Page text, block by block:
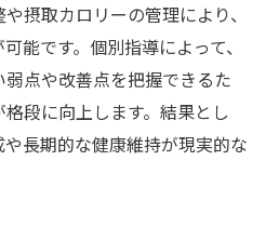
摂取カロリーの管理により、
能です。個別指導によって、
点や改善点を把握できるた
段に向上します。結果とし
長期的な健康維持が現実的な